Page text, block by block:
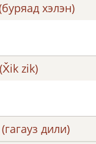
хэлэн)
zik)
дили)